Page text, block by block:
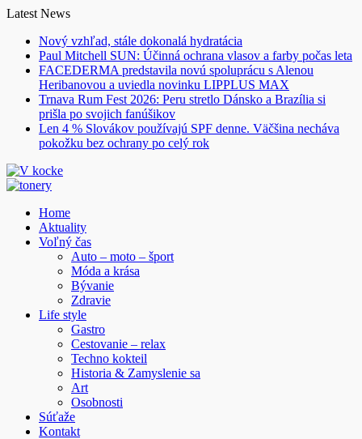
Skip
content
Latest News
Nový vzhľad, stále dokonalá hydratácia
Paul Mitchell SUN: Účinná ochrana vlasov a farby počas leta
FACEDERMA predstavila novú spoluprácu s Alenou
Heribanovou a uviedla novinku LIPPLUS MAX
Trnava Rum Fest 2026: Peru stretlo Dánsko a Brazília si
prišla po svojich fanúšikov
Len 4 % Slovákov používajú SPF denne. Väčšina necháva
pokožku bez ochrany po celý rok
Home
Aktuality
Voľný čas
Auto – moto – šport
Móda a krása
Bývanie
Zdravie
Life style
Gastro
Cestovanie – relax
Techno kokteil
Historia & Zamyslenie sa
Art
Osobnosti
Súťaže
Kontakt